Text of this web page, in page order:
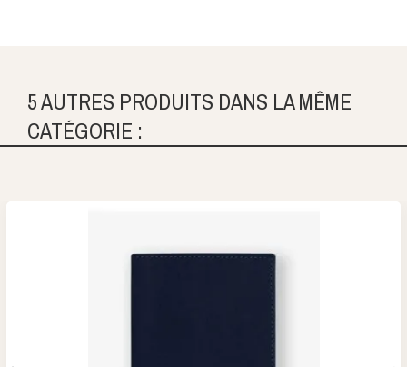
5 AUTRES PRODUITS DANS LA MÊME
CATÉGORIE :